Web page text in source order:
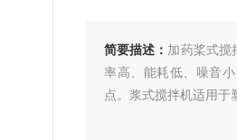
简要描述： 加药桨式搅
率高、能耗低、噪音
点。浆式搅拌机适用于